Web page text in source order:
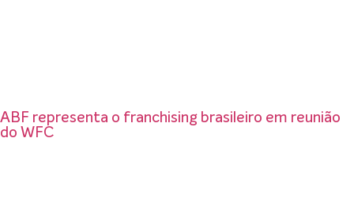
ABF representa o franchising brasileiro em reunião
do WFC